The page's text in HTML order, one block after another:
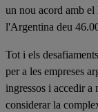
un nou acord amb
l'Argentina deu
Tot i els
per a les empreses
ingressos i accedir a
considerar la